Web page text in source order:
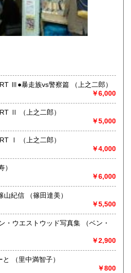
門線 都営三田線 都営新宿線
日・祝日11:00-18:30
3日)※28日以降の通販は翌年以降対
書一般（その他）
ルチャー、古書一般等
ドキュメント暴走族 PART Ⅲ●暴走族vs警察篇 （上之二郎）
￥6,000
ドキュメント暴走族 PART Ⅱ （上之二郎）
￥5,000
ドキュメント暴走族 PART Ⅰ （上之二郎）
￥4,000
寿）
￥6,000
三島由紀夫の家●撮影=篠山紀信 （篠田達美）
￥5,500
ストウッド写真集 （ベン・
￥2,900
里中満智子のABCれぽーと （里中満智子）
￥800